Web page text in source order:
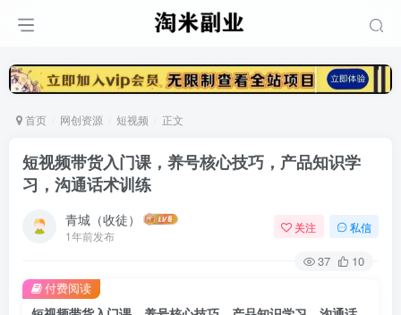
首页 网创资源 短视频 正文
短视频带货入门课，养号核心技巧，产品知识学
习，沟通话术训练
青城（收徒）
1年前发布
关注 私信
37 10
付费阅读